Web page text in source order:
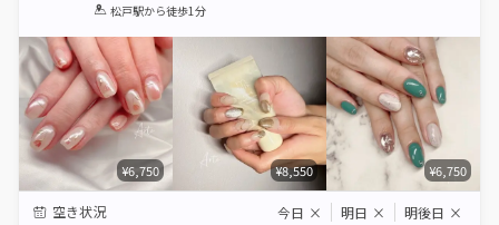
1 2 3 4 5
松戸駅から徒歩1分
¥6,750 ¥8,550 ¥6,750
空き状況 今日 × 明日 × 明後日 ×